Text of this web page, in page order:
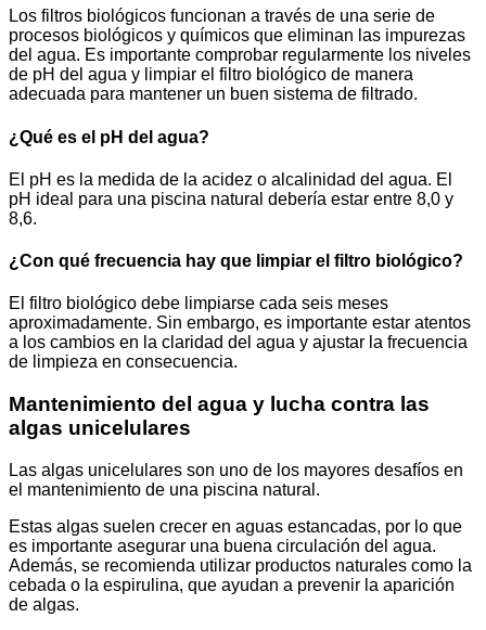
Los filtros biológicos funcionan a través de una serie de
procesos biológicos y químicos que eliminan las impurezas
del agua. Es importante comprobar regularmente los niveles
de pH del agua y limpiar el filtro biológico de manera
adecuada para mantener un buen sistema de filtrado.
¿Qué es el pH del agua?
El pH es la medida de la acidez o alcalinidad del agua. El
pH ideal para una piscina natural debería estar entre 8,0 y
8,6.
¿Con qué frecuencia hay que limpiar el filtro biológico?
El filtro biológico debe limpiarse cada seis meses
aproximadamente. Sin embargo, es importante estar atentos
a los cambios en la claridad del agua y ajustar la frecuencia
de limpieza en consecuencia.
Mantenimiento del agua y lucha contra las
algas unicelulares
Las algas unicelulares son uno de los mayores desafíos en
el mantenimiento de una piscina natural.
Estas algas suelen crecer en aguas estancadas, por lo que
es importante asegurar una buena circulación del agua.
Además, se recomienda utilizar productos naturales como la
cebada o la espirulina, que ayudan a prevenir la aparición
de algas.